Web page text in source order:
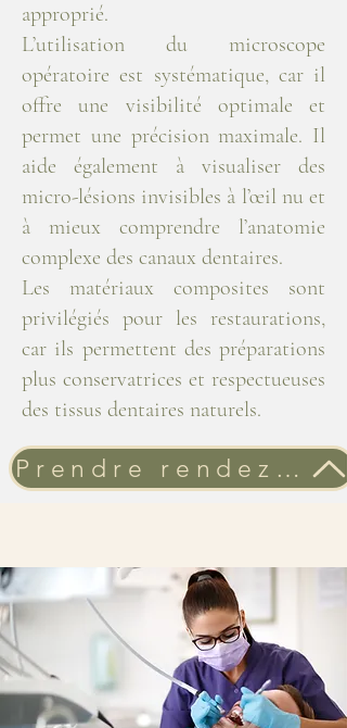
approprié.
L’utilisation du microscope
opératoire est systématique, car il
offre une visibilité optimale et
permet une précision maximale. Il
aide également à visualiser des
micro-lésions invisibles à l’œil nu et
à mieux comprendre l’anatomie
complexe des canaux dentaires.
Les matériaux composites sont
privilégiés pour les restaurations,
car ils permettent des préparations
plus conservatrices et respectueuses
des tissus dentaires naturels.
Prendre rendez-vous